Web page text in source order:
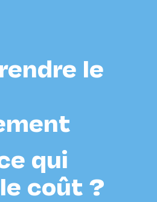
le
qui
coût ?